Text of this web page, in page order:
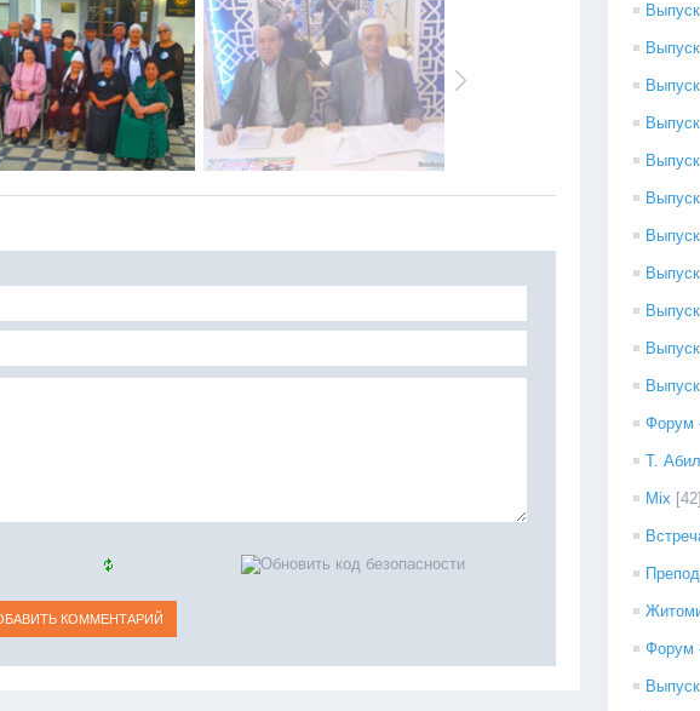
Форум
Т.
Mix [42]
Форум